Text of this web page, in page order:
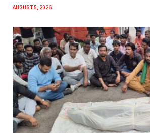
AUGUST 5, 2026